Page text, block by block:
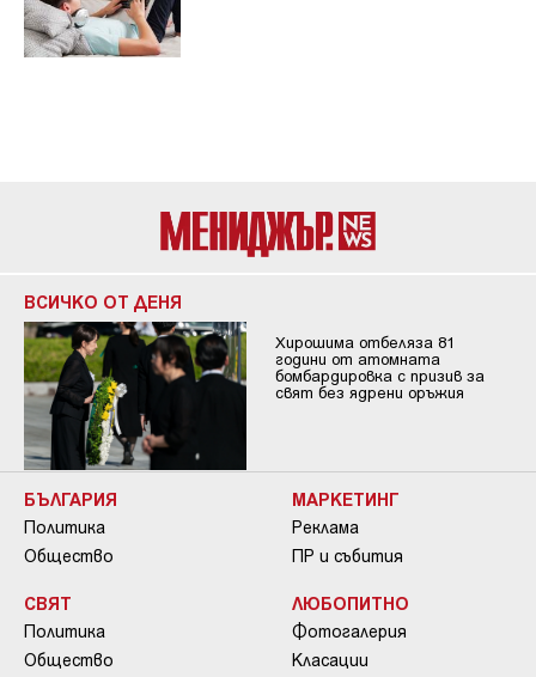
ВСИЧКО ОТ ДЕНЯ
Хирошима отбеляза 81
години от атомната
бомбардировка с призив за
свят без ядрени оръжия
БЪЛГАРИЯ
Политика
Общество
СВЯТ
Политика
Общество
МАРКЕТИНГ
Реклама
ПР и събития
ЛЮБОПИТНО
Фотогалерия
Класации